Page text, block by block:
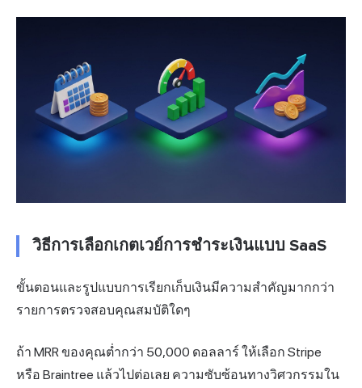
วิธีการเลือกเกตเวย์การชำระเงินแบบ SaaS
ขั้นตอนและรูปแบบการเรียกเก็บเงินมีความสำคัญมากกว่า
รายการตรวจสอบคุณสมบัติใดๆ
ถ้า MRR ของคุณต่ำกว่า 50,000 ดอลลาร์ ให้เลือก Stripe
หรือ Braintree แล้วไปต่อเลย ความซับซ้อนทางวิศวกรรมใน